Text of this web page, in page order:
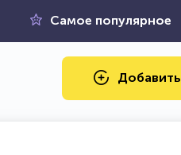
Самое популярное